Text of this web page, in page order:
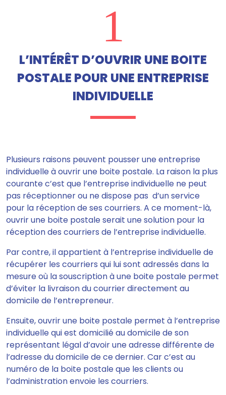
1
L’INTÉRÊT D’OUVRIR UNE BOITE
POSTALE POUR UNE ENTREPRISE
INDIVIDUELLE
Plusieurs raisons peuvent pousser une entreprise
individuelle à ouvrir une boite postale. La raison la plus
courante c’est que l’entreprise individuelle ne peut
pas réceptionner ou ne dispose pas d’un service
pour la réception de ses courriers. A ce moment-là,
ouvrir une boite postale serait une solution pour la
réception des courriers de l’entreprise individuelle.
Par contre, il appartient à l’entreprise individuelle de
récupérer les courriers qui lui sont adressés dans la
mesure où la souscription à une boite postale permet
d’éviter la livraison du courrier directement au
domicile de l’entrepreneur.
Ensuite,ouvrir une boite postale permet à l’entreprise
individuelle qui est domicilié au domicile de son
représentant légal d’avoir une adresse différente de
l’adresse du domicile de ce dernier. Car c’est au
numéro de la boite postale que les clients ou
l’administration envoie les courriers.